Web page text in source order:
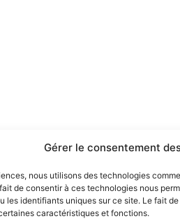
Gérer le consentement
nous utilisons des technologies
de consentir à ces technologies nous
les identifiants uniques sur ce site. Le fait
caractéristiques et fonctions.